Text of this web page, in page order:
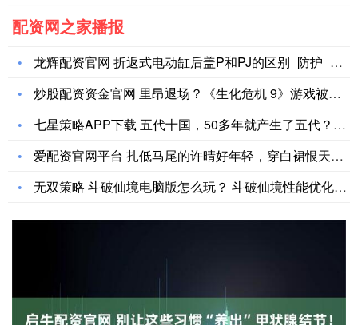
配资网之家播报
龙辉配资官网 折返式电动缸后盖P和PJ的区别_防护_配件_应
炒股配资资金官网 里昂退场？《生化危机 9》游戏被曝成系列编
七星策略APP下载 五代十国，50多年就产生了五代？_政权_
爱配资官网平台 扎低马尾的许晴好年轻，穿白裙恨天高亮相，55
无双策略 斗破仙境电脑版怎么玩？ 斗破仙境性能优化240高帧